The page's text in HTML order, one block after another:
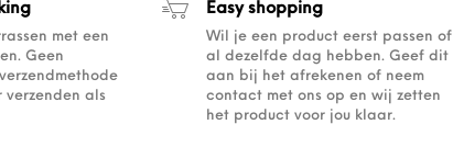
met een
Geen
verzenden als
Easy shopping
Wil je een product eerst passen of
al dezelfde dag hebben. Geef dit
aan bij het afrekenen of neem
contact met ons op en wij zetten
het product voor jou klaar.